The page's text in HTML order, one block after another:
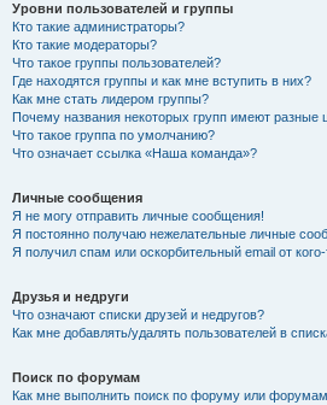
Уровни пользователей и группы
Кто такие администраторы?
Кто такие модераторы?
Что такое группы пользователей?
Где находятся группы и как мне вступить в них?
Как мне стать лидером группы?
Почему названия некоторых групп имеют разные
Что такое группа по умолчанию?
Что означает ссылка «Наша команда»?
Личные сообщения
Я не могу отправить личные сообщения!
Я постоянно получаю нежелательные личные
Я получил спам или оскорбительный email от
Друзья и недруги
Что означают списки друзей и недругов?
Как мне добавлять/удалять пользователей в
Поиск по форумам
Как мне выполнить поиск по форуму или